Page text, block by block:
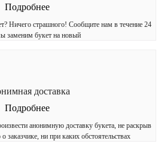
Подробнее
Ничего страшного! Сообщите нам в течение 24
заменим букет на новый
доставка
Подробнее
анонимную доставку букета, не раскрыв
ни при каких обстоятельствах